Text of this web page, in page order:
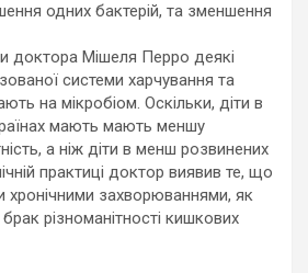
одних бактерій, та зменшення
доктора Мішеля Перро деякі
системи харчування та
на мікробіом. Оскільки, діти в
мають мають меншу
а ніж діти в менш розвинених
практиці доктор виявив те, що
хронічними захворюваннями, як
різноманітності кишкових